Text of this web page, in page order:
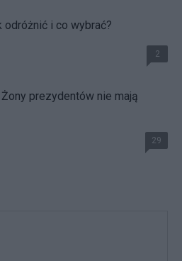
odróżnić i co wybrać?
2
prezydentów nie mają
29